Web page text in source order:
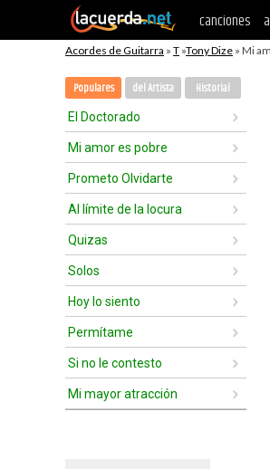
canciones
Acordes de Guitarra » T »Tony Dize » Mi
Populares del Artista Historial
El Doctorado
Mi amor es pobre
Prometo Olvidarte
Al límite de la locura
Quizas
Solos
Hoy lo siento
Permítame
Si no le contesto
Mi mayor atracción